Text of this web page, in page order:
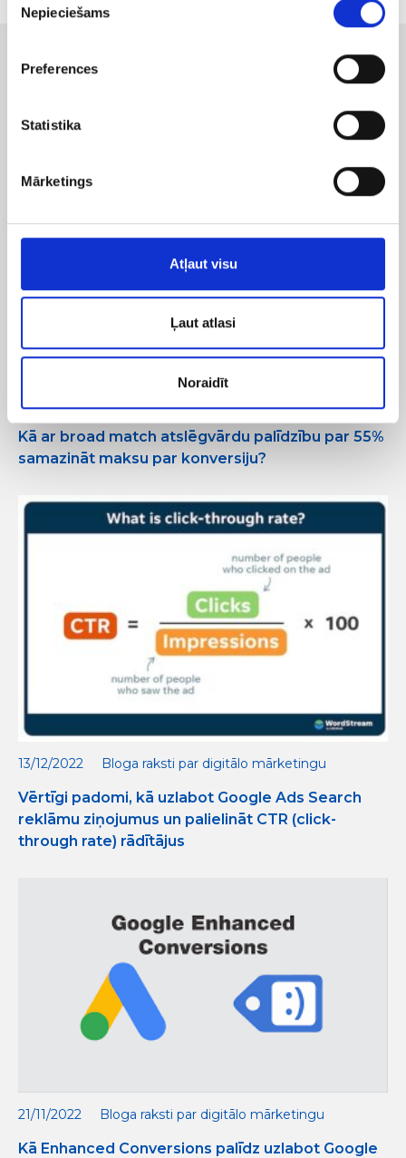
izvēle
Nepieciešams
Preferences
Statistika
Mārketings
Atļaut visu
Ļaut atlasi
Noraidīt
Līdzīgi raksti
Kā ar broad match atslēgvārdu palīdzību par 55%
samazināt maksu par konversiju?
13/12/2022 Bloga raksti par digitālo mārketingu
Vērtīgi padomi, kā uzlabot Google Ads Search
reklāmu ziņojumus un palielināt CTR (click-
through rate) rādītājus
21/11/2022 Bloga raksti par digitālo mārketingu
Kā Enhanced Conversions palīdz uzlabot Google